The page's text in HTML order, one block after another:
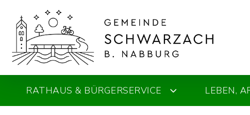
RATHAUS & BÜRGERSERVICE LEBEN,